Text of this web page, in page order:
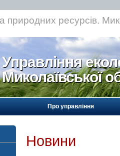
природних ресурсів.
Управління
Миколаївської
Про управління
Новини